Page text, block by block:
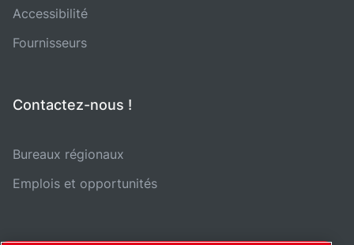
Accessibilité
Fournisseurs
Contactez-nous !
Bureaux régionaux
Emplois et opportunités